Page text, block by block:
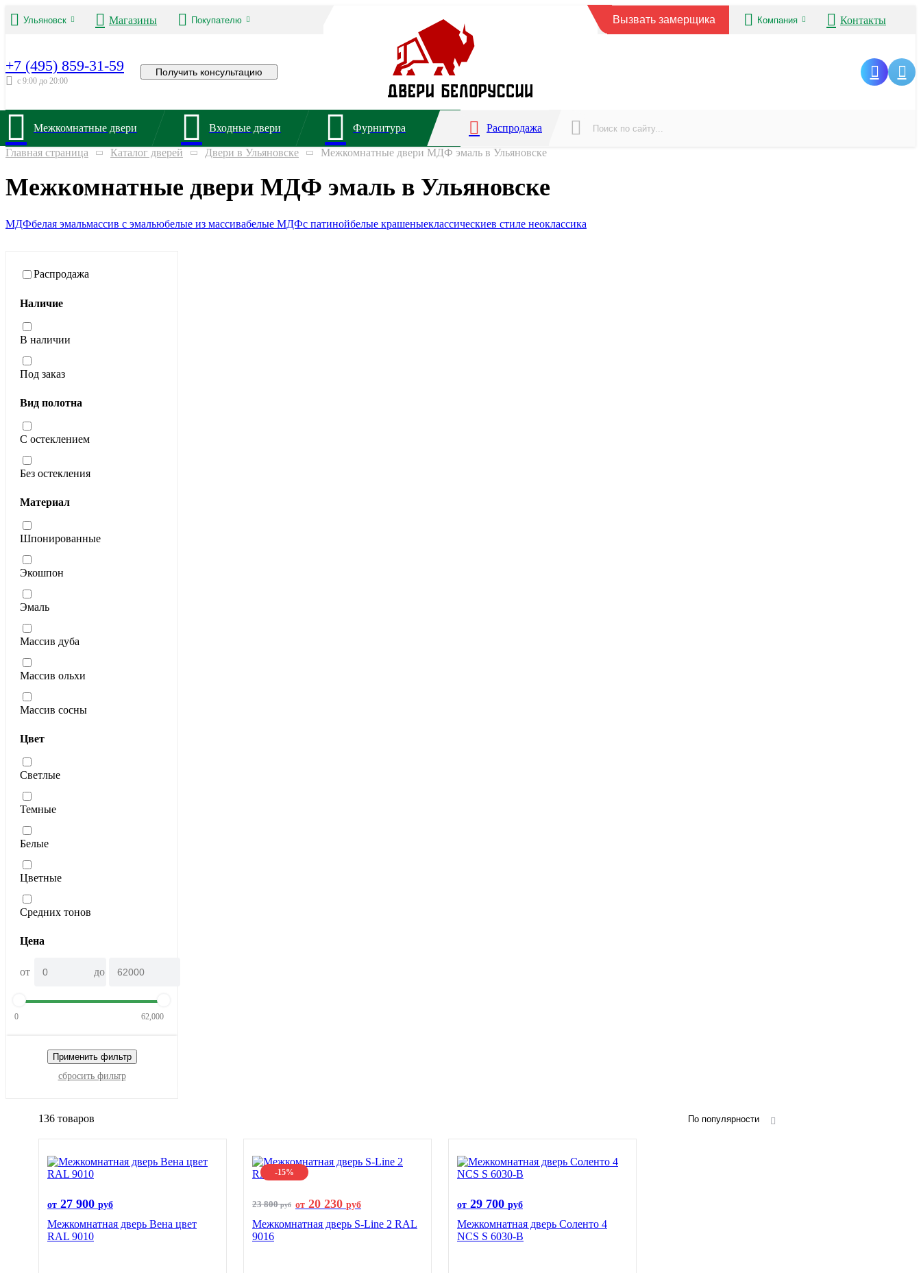
Ульяновск Магазины Покупателю Вызвать замерщика Компания Контакты
+7 (495) 859-31-59
с 9:00 до 20:00
Получить консультацию
Межкомнатные двери Входные двери Фурнитура Распродажа
Главная страница Каталог дверей Двери в Ульяновске Межкомнатные двери МДФ эмаль в Ульяновске
Межкомнатные двери МДФ эмаль в Ульяновске
МДФбелая эмальмассив с эмальюбелые из массивабелые МДФс патинойбелые крашеныеклассическиев стиле неоклассика
Распродажа
Наличие
В наличии
Под заказ
Вид полотна
С остеклением
Без остекления
Материал
Шпонированные
Экошпон
Эмаль
Массив дуба
Массив ольхи
Массив сосны
Цвет
Светлые
Темные
Белые
Цветные
Средних тонов
Цена
от до
0 62,000
Применить фильтр
сбросить фильтр
136 товаров По популярности
от 27 900 руб
Межкомнатная дверь Вена цвет
RAL 9010
-15%
23 800руб от 20 230 руб
Межкомнатная дверь S-Line 2 RAL
9016
от 29 700 руб
Межкомнатная дверь Соленто 4
NCS S 6030-B